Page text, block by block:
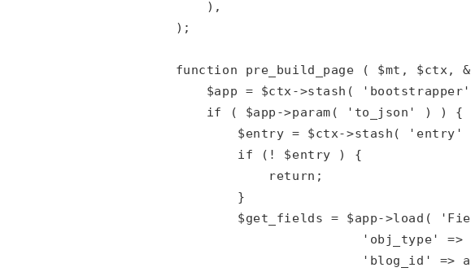
        ),
    );
function pre_build_page ( $mt, $ctx,
$app = $ctx->stash( 'bootstrapper'
        if ( $app->param( 'to_json' ) ) {
$entry = $ctx->stash( 'entry'
            if (! $entry ) {
                return;
            }
$get_fields = $app->load(
'obj_type' =>
'blog_id' =>